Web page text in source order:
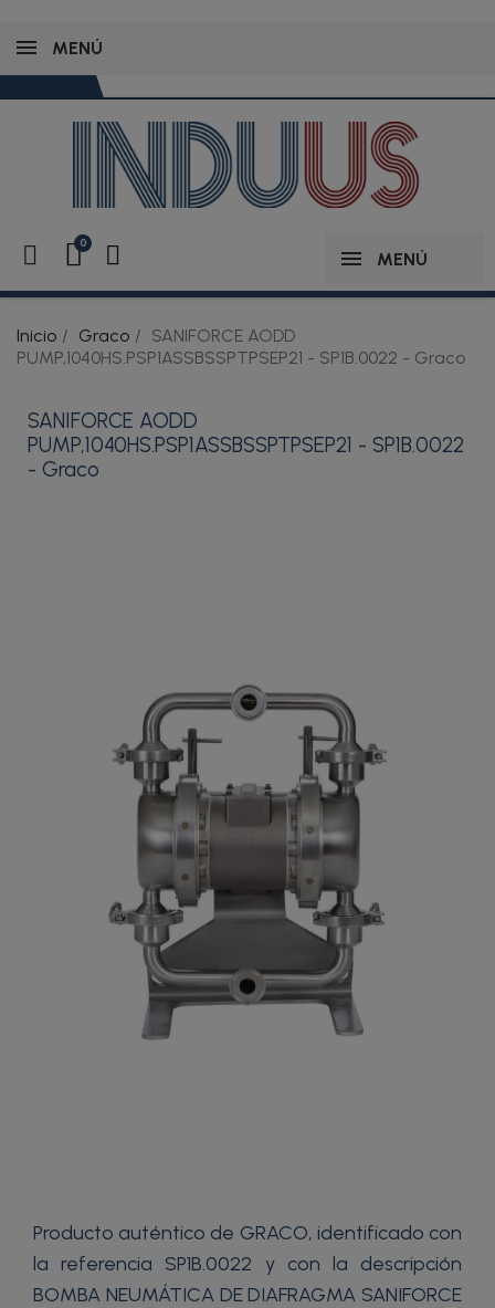
MENÚ
MENÚ
Inicio Graco
SANIFORCE AODD
PUMP,1040HS.PSP1ASSBSSPTPSEP21 - SP1B.0022 - Graco
SANIFORCE AODD
PUMP,1040HS.PSP1ASSBSSPTPSEP21 - SP1B.0022
- Graco
Producto auténtico de GRACO, identificado con
la referencia SP1B.0022 y con la descripción
BOMBA NEUMÁTICA DE DIAFRAGMA SANIFORCE